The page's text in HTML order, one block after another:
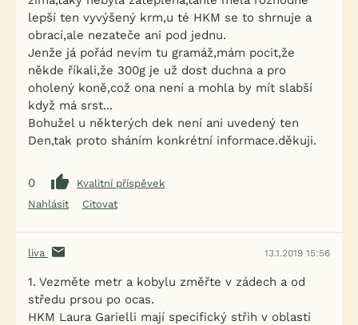
lepší ten vyvýšený krm,u té HKM se to shrnuje a
obrací,ale nezateče ani pod jednu.
Jenže já pořád nevím tu gramáž,mám pocit,že
někde říkali,že 300g je už dost duchna a pro
oholený koně,což ona není a mohla by mít slabší
když má srst...
Bohužel u některých dek není ani uvedený ten
Den,tak proto sháním konkrétní informace.děkuji.
0
Kvalitní příspěvek
Nahlásit
Citovat
liva 13.1.2019 15:56
1. Vezměte metr a kobylu změřte v zádech a od
středu prsou po ocas.
HKM Laura Garielli mají specifický střih v oblasti